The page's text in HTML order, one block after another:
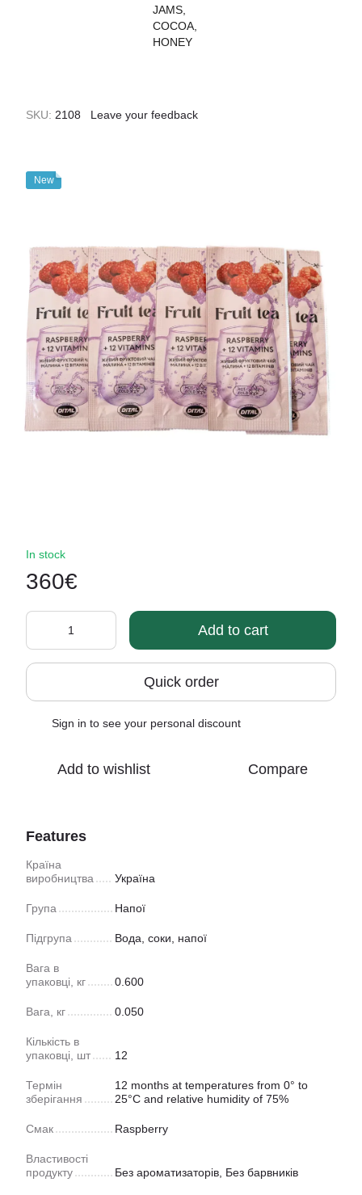
SKU: 2108 Leave your feedback
New
In stock
360€
Add to cart
Quick order
Sign in to see your personal discount
Add to wishlist Compare
Features
Країна
виробництва
Україна
Група Напої
Підгрупа Вода, соки, напої
Вага в
упаковці, кг
0.600
Вага, кг 0.050
Кількість в
упаковці, шт
12
Термін
зберігання
12 months at temperatures from 0° to
25°C and relative humidity of 75%
Смак Raspberry
Властивості
продукту
Без ароматизаторів, Без барвників